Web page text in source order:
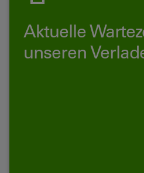
Aktuelle
unseren